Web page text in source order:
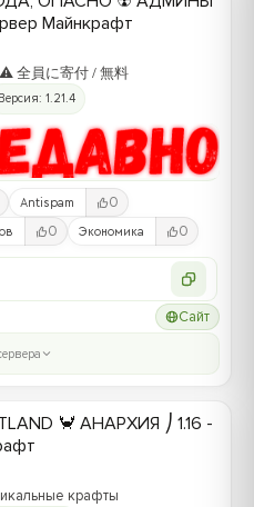
Майнкрафт
全員に寄付 / 無料
Версия: 1.21.4
Antispam 0
0 Экономика 0
Сайт
🦀 АНАРХИЯ ⎠ 1.16 -
крафты